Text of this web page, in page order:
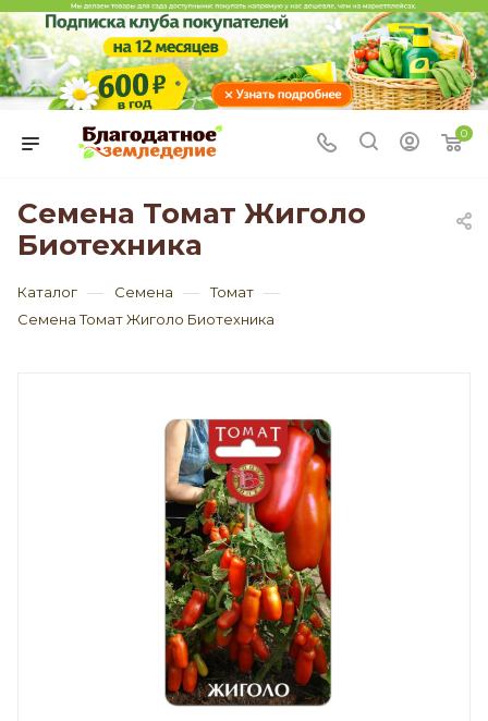
0
Семена Томат Жиголо
Биотехника
Каталог — Семена — Томат —
Семена Томат Жиголо Биотехника